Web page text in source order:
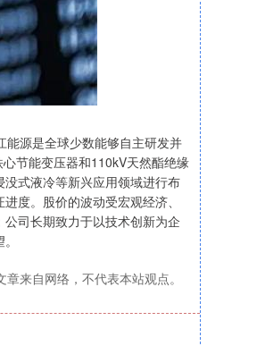
源是全球少数能够自主研发并
节能变压器和110kV天然酯绝缘
式液冷等新兴应用领域进行布
度。股价的波动受宏观经济、
司长期致力于以技术创新为企
来自网络，不代表本站观点。